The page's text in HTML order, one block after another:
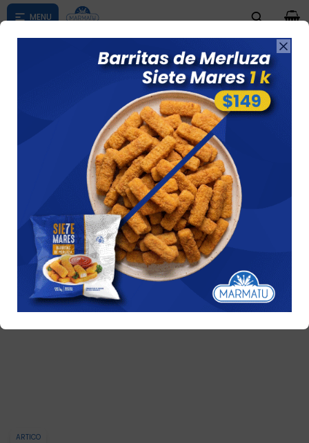

según su zona
0

Croqueta Arroz Y Espinaca 500 Grs
ARTICO